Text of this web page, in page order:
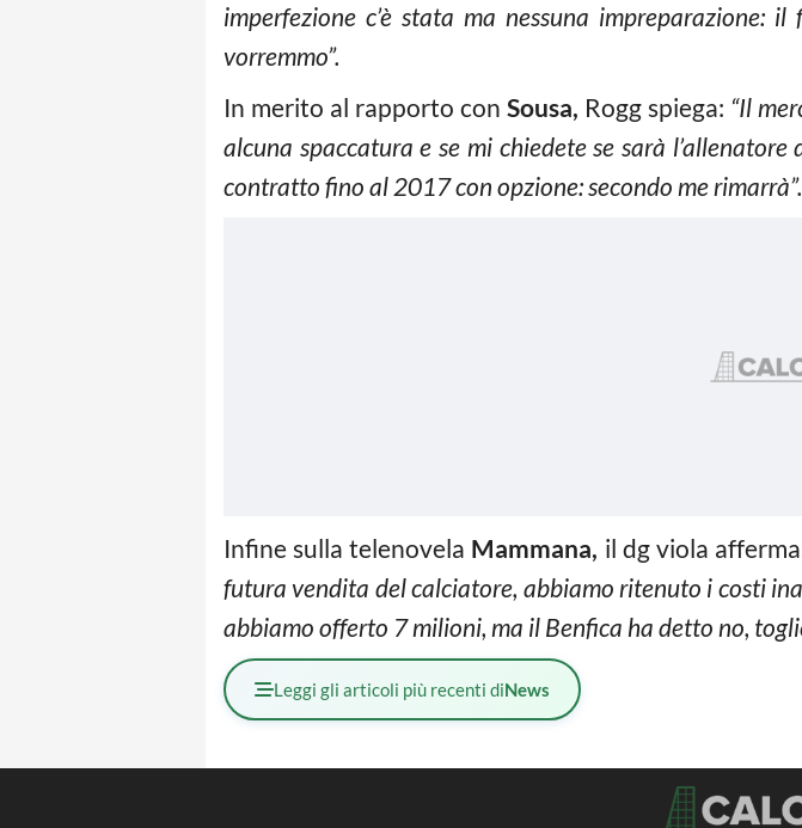
imperfezione c’è stata ma nessuna impreparazione:
vorremmo”.
In merito al rapporto con Sousa, Rogg spiega: “Il
alcuna spaccatura e se mi chiedete se sarà
contratto fino al 2017 con opzione: secondo me rimarrà”.
Infine sulla telenovela Mammana, il dg viola
futura vendita del calciatore, abbiamo ritenuto i costi
abbiamo offerto 7 milioni, ma il Benfica ha detto no,
Leggi gli articoli più recenti diNews